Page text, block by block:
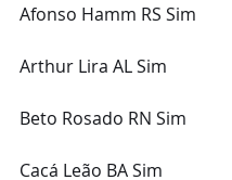
Afonso Hamm RS Sim
Arthur Lira AL Sim
Beto Rosado RN Sim
Cacá Leão BA Sim